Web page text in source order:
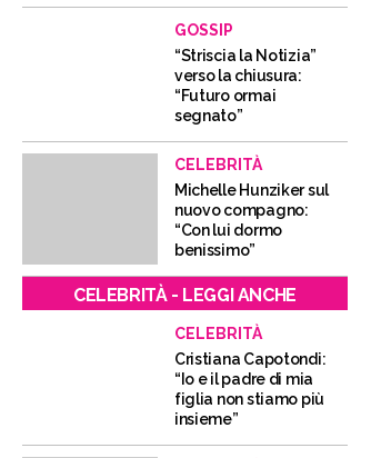
GOSSIP
“Striscia la Notizia”
verso la chiusura:
“Futuro ormai
segnato”
CELEBRITÀ
Michelle Hunziker sul
nuovo compagno:
“Con lui dormo
benissimo”
CELEBRITÀ - LEGGI ANCHE
CELEBRITÀ
Cristiana Capotondi:
“Io e il padre di mia
figlia non stiamo più
insieme”